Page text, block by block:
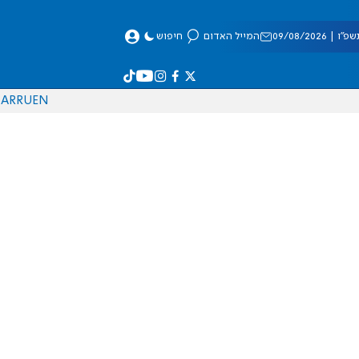
08/2026 המייל האדום חיפוש
EN
RU
AR